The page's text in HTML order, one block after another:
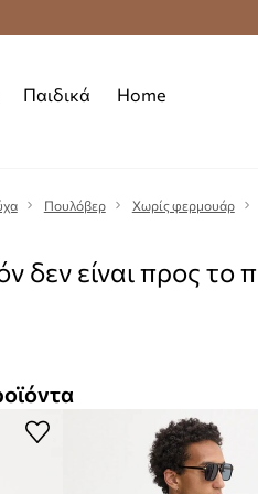
Δωρεάν
Παιδικά Home
Πουλόβερ Χωρίς φερμουάρ
δεν είναι προς το